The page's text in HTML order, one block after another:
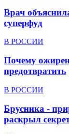
Врач
суперфуд
В РОССИИ
Почему
предотвратить
В РОССИИ
Брусника -
раскрыл